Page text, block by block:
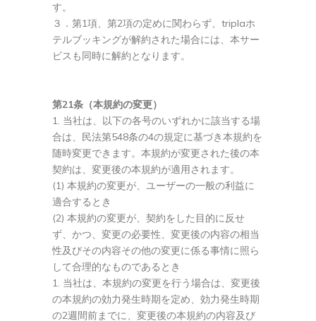
す。
３．第1項、第2項の定めに関わらず、triplaホ
テルブッキングが解約された場合には、本サー
ビスも同時に解約となります。
第21条（本規約の変更）
当社は、以下の各号のいずれかに該当する場
合は、民法第548条の4の規定に基づき本規約を
随時変更できます。本規約が変更された後の本
契約は、変更後の本規約が適用されます。
(1) 本規約の変更が、ユーザーの一般の利益に
適合するとき
(2) 本規約の変更が、契約をした目的に反せ
ず、かつ、変更の必要性、変更後の内容の相当
性及びその内容その他の変更に係る事情に照ら
して合理的なものであるとき
当社は、本規約の変更を行う場合は、変更後
の本規約の効力発生時期を定め、効力発生時期
の2週間前までに、変更後の本規約の内容及び